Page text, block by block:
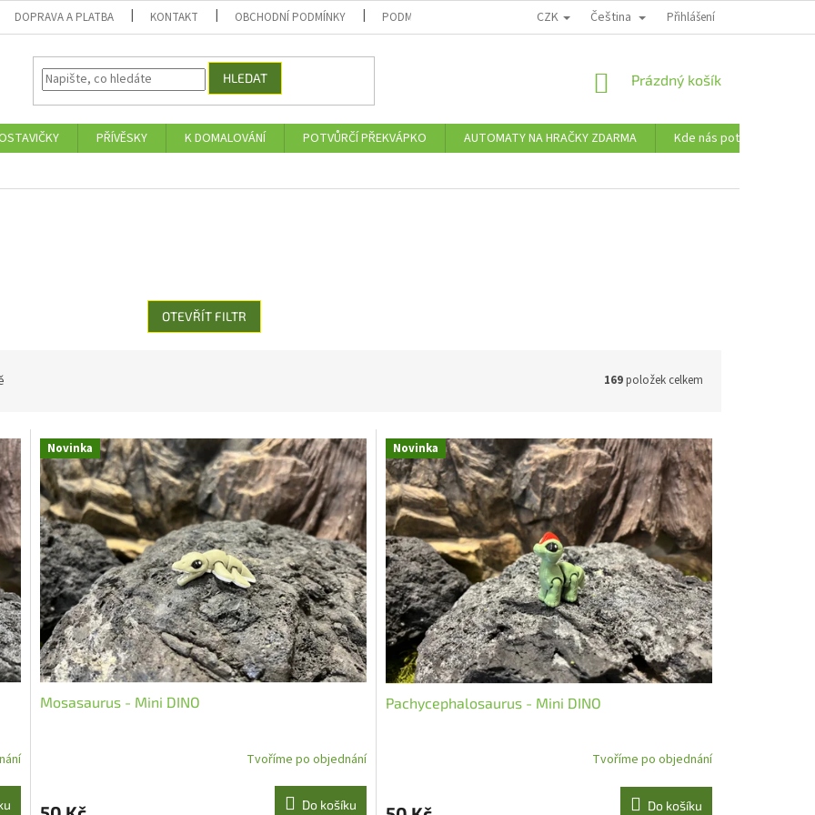
DOPRAVA A PLATBA KONTAKT OBCHODNÍ PODMÍNKY PODMÍNKY OCHRANY OSOBNÍCH ÚDAJŮ
CZK Čeština Přihlášení
HLEDAT
NÁKUPNÍ
Prázdný košík
PŘÍVĚSKY K DOMALOVÁNÍ POTVŮRČÍ PŘEKVÁPKO AUTOMATY NA HRAČKY ZDARMA Kde nás potkáte
OTEVŘÍT FILTR
169položek celkem
Novinka
Mosasaurus - Mini DINO
Tvoříme po objednání
Do košíku
Novinka
Pachycephalosaurus - Mini DINO
Tvoříme po objednání
Do košíku